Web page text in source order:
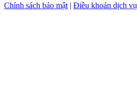
Chính sách bảo mật | Điều khoản dịch vụ